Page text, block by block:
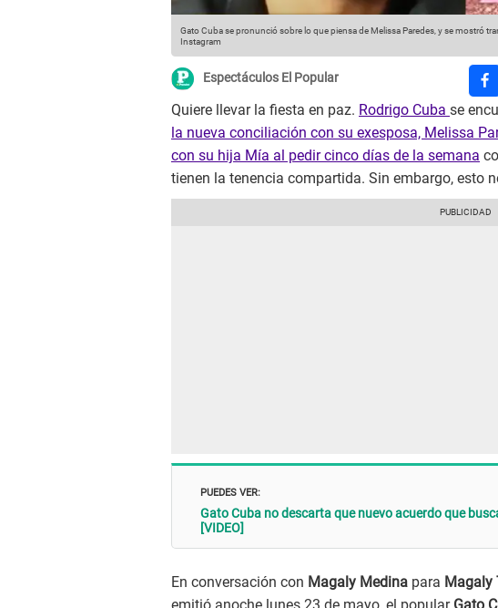
Gato Cuba se pronunció sobre lo que piensa de Melissa Paredes, y se mostró
Instagram
Espectáculos El Popular
Quiere llevar la fiesta en paz. Rodrigo Cuba se
la nueva conciliación con su exesposa, Melissa
con su hija Mía al pedir cinco días de la semana
tienen la tenencia compartida. Sin embargo, esto
PUEDES VER:
Gato Cuba no descarta que nuevo acuerdo que
[VIDEO]
En conversación con Magaly Medina para Magaly